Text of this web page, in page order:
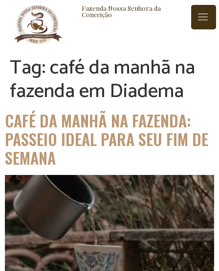
Fazenda Nossa Senhora da
Conceição
BLOG CONTATO
Tag:café da manhã na
fazenda em Diadema
CAFÉ DA MANHÃ NA FAZENDA:
PASSEIO IDEAL PARA SEU FIM DE
SEMANA